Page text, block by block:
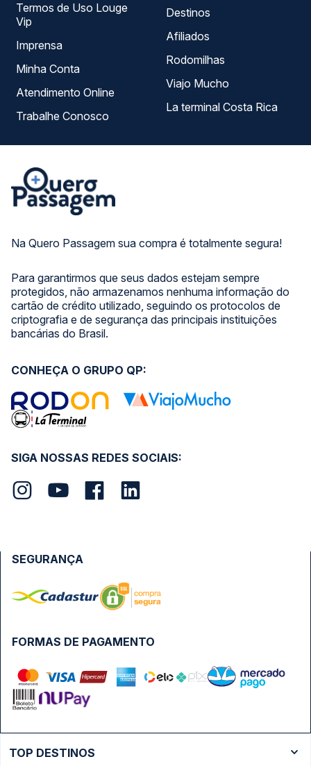
Na Quero Passagem sua compra é totalmente segura!
Para garantirmos que seus dados estejam sempre
protegidos, não armazenamos nenhuma informação do
cartão de crédito utilizado, seguindo os protocolos de
criptografia e de segurança das principais instituições
bancárias do Brasil.
Termos de Uso Louge
Vip
Imprensa
Minha Conta
Atendimento Online
Trabalhe Conosco
Destinos
Afiliados
Rodomilhas
Viajo Mucho
La terminal Costa Rica
SIGA NOSSAS REDES SOCIAIS:
CONHEÇA O GRUPO QP:
FORMAS DE PAGAMENTO
SEGURANÇA
TOP DESTINOS